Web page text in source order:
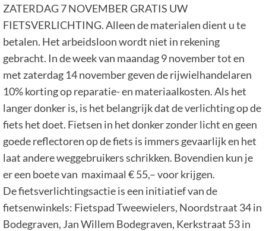
ZATERDAG 7 NOVEMBER GRATIS UW
FIETSVERLICHTING. Alleen de materialen dient u te
betalen. Het arbeidsloon wordt niet in rekening
gebracht. In de week van maandag 9 november tot en
met zaterdag 14 november geven de rijwielhandelaren
10% korting op reparatie- en materiaalkosten. Als het
langer donker is, is het belangrijk dat de verlichting op de
fiets het doet. Fietsen in het donker zonder licht en geen
goede reflectoren op de fiets is immers gevaarlijk en het
laat andere weggebruikers schrikken. Bovendien kun je
er een boete van maximaal € 55,– voor krijgen.
De fietsverlichtingsactie is een initiatief van de
fietsenwinkels: Fietspad Tweewielers, Noordstraat 34 in
Bodegraven, Jan Willem Bodegraven, Kerkstraat 53 in